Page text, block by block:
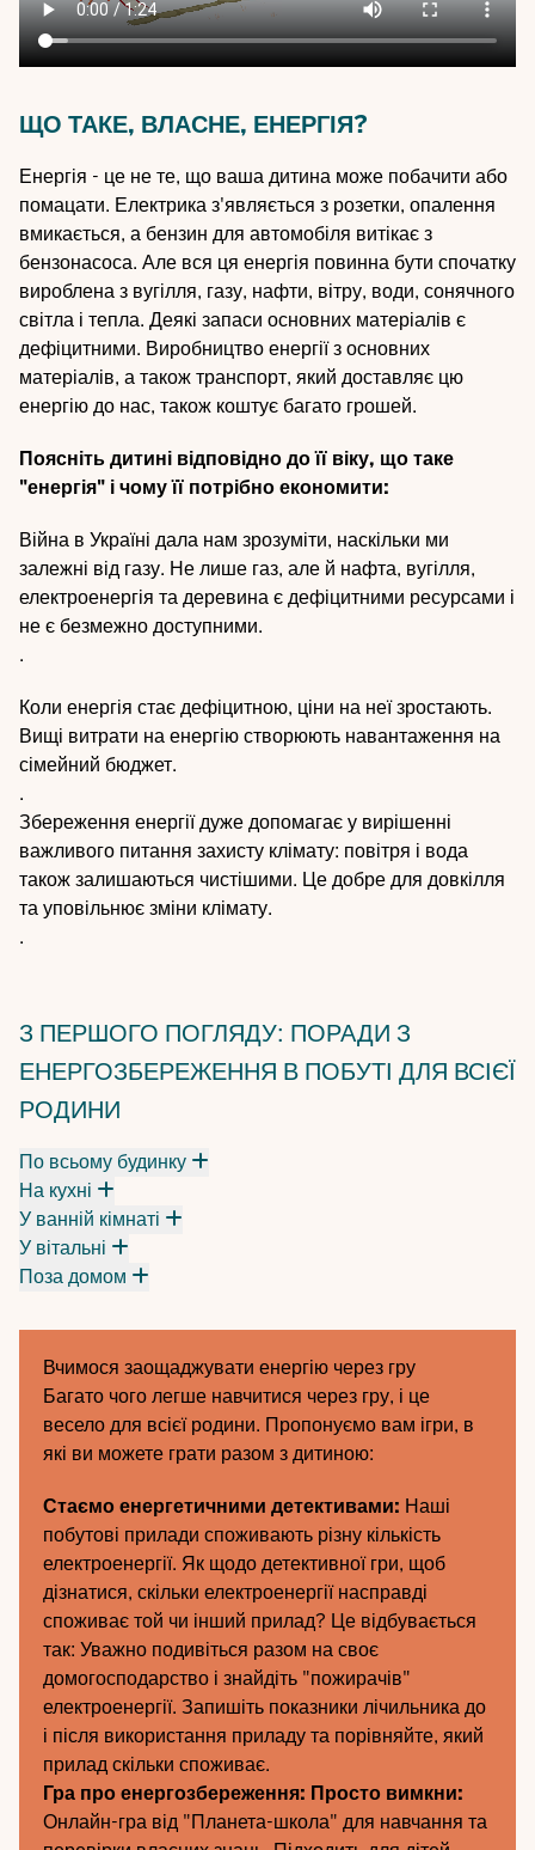
ЩО ТАКЕ, ВЛАСНЕ, ЕНЕРГІЯ?
Енергія - це не те, що ваша дитина може побачити або
помацати. Електрика з'являється з розетки, опалення
вмикається, а бензин для автомобіля витікає з
бензонасоса. Але вся ця енергія повинна бути спочатку
вироблена з вугілля, газу, нафти, вітру, води, сонячного
світла і тепла. Деякі запаси основних матеріалів є
дефіцитними. Виробництво енергії з основних
матеріалів, а також транспорт, який доставляє цю
енергію до нас, також коштує багато грошей.
Поясніть дитині відповідно до її віку, що таке
"енергія" і чому її потрібно економити:
Війна в Україні дала нам зрозуміти, наскільки ми
залежні від газу. Не лише газ, але й нафта, вугілля,
електроенергія та деревина є дефіцитними ресурсами і
не є безмежно доступними.
.
Коли енергія стає дефіцитною, ціни на неї зростають.
Вищі витрати на енергію створюють навантаження на
сімейний бюджет.
.
Збереження енергії дуже допомагає у вирішенні
важливого питання захисту клімату: повітря і вода
також залишаються чистішими. Це добре для довкілля
та уповільнює зміни клімату.
.
З ПЕРШОГО ПОГЛЯДУ: ПОРАДИ З
ЕНЕРГОЗБЕРЕЖЕННЯ В ПОБУТІ ДЛЯ ВСІЄЇ
РОДИНИ
По всьому будинку
На кухні
У ванній кімнаті
У вітальні
Поза домом
Вчимося заощаджувати енергію через гру
Багато чого легше навчитися через гру, і це
весело для всієї родини. Пропонуємо вам ігри, в
які ви можете грати разом з дитиною:
Стаємо енергетичними детективами: Наші
побутові прилади споживають різну кількість
електроенергії. Як щодо детективної гри, щоб
дізнатися, скільки електроенергії насправді
споживає той чи інший прилад? Це відбувається
так: Уважно подивіться разом на своє
домогосподарство і знайдіть "пожирачів"
електроенергії. Запишіть показники лічильника до
і після використання приладу та порівняйте, який
прилад скільки споживає.
Гра про енергозбереження: Просто вимкни:
Онлайн-гра від "Планета-школа" для навчання та